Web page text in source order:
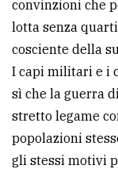
convinzioni che
lotta senza
cosciente della
I capi militari e i
sì che la guerra
stretto legame
popolazioni
gli stessi motivi